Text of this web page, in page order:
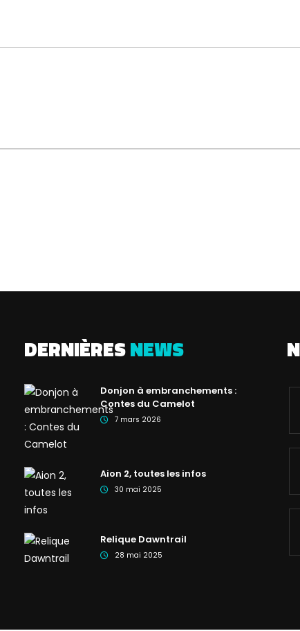
DERNIÈRESNEWS
Donjon à embranchements :
Contes du Camelot
7 mars 2026
Aion 2, toutes les infos
30 mai 2025
Relique Dawntrail
28 mai 2025